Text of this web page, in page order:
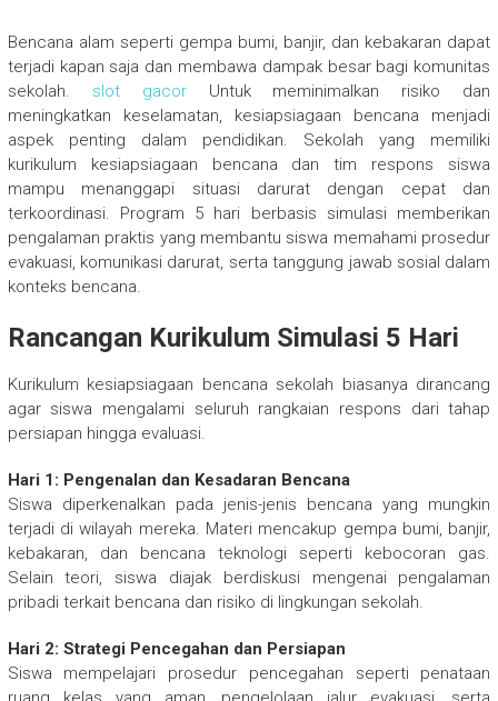
Bencana alam seperti gempa bumi, banjir, dan kebakaran dapat
terjadi kapan saja dan membawa dampak besar bagi komunitas
sekolah. slot gacorUntuk meminimalkan risiko dan
meningkatkan keselamatan, kesiapsiagaan bencana menjadi
aspek penting dalam pendidikan. Sekolah yang memiliki
kurikulum kesiapsiagaan bencana dan tim respons siswa
mampu menanggapi situasi darurat dengan cepat dan
terkoordinasi. Program 5 hari berbasis simulasi memberikan
pengalaman praktis yang membantu siswa memahami prosedur
evakuasi, komunikasi darurat, serta tanggung jawab sosial dalam
konteks bencana.
Rancangan Kurikulum Simulasi 5 Hari
Kurikulum kesiapsiagaan bencana sekolah biasanya dirancang
agar siswa mengalami seluruh rangkaian respons dari tahap
persiapan hingga evaluasi.
Hari 1: Pengenalan dan Kesadaran Bencana
Siswa diperkenalkan pada jenis-jenis bencana yang mungkin
terjadi di wilayah mereka. Materi mencakup gempa bumi, banjir,
kebakaran, dan bencana teknologi seperti kebocoran gas.
Selain teori, siswa diajak berdiskusi mengenai pengalaman
pribadi terkait bencana dan risiko di lingkungan sekolah.
Hari 2: Strategi Pencegahan dan Persiapan
Siswa mempelajari prosedur pencegahan seperti penataan